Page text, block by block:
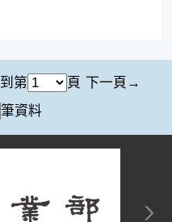
到第 頁 下一頁
筆資料